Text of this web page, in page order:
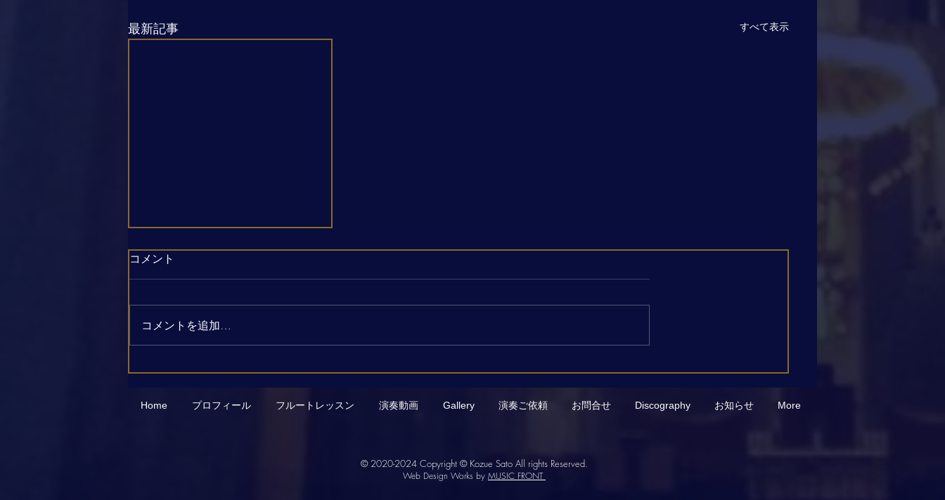
最新記事 すべて表示
ろぎ〜優雅で華麗な冬の響
コメント
コメントを追加…
Home プロフィール フルートレッスン 演奏動画 Gallery 演奏ご依頼 お問合せ Discography お知らせ More
© 2020-2024 Copyright © Kozue Sato All rights Reserved.
Web Design Works by MUSIC FRONT